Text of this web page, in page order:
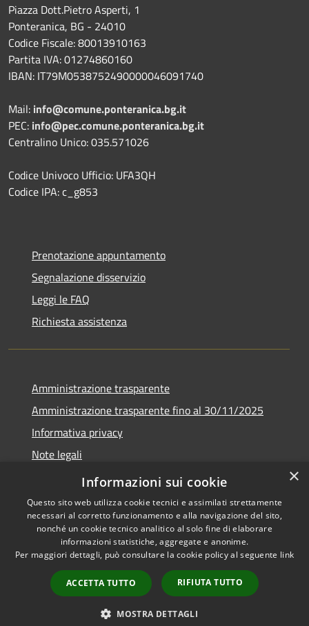
Piazza Dott.Pietro Asperti, 1
Ponteranica, BG - 24010
Codice Fiscale: 80013910163
Partita IVA: 01274860160
IBAN: IT79M0538752490000046091740
Mail: info@comune.ponteranica.bg.it
PEC: info@pec.comune.ponteranica.bg.it
Centralino Unico: 035.571026
Codice Univoco Ufficio: UFA3QH
Codice IPA: c_g853
Prenotazione appuntamento
Segnalazione disservizio
Leggi le FAQ
Richiesta assistenza
Amministrazione trasparente
Amministrazione trasparente fino al 30/11/2025
Informativa privacy
Note legali
Dichiarazione di accessibilità
Accessibilità
Copyright © 2026 • Comune di
Ponteranica • Powered by
Municipium•
Accesso
redazione
×
Informazioni sui cookie
Questo sito web utilizza cookie tecnici e assimilati strettamente
necessari al corretto funzionamento e alla navigazione del sito,
nonché un cookie tecnico analitico al solo fine di elaborare
informazioni statistiche, aggregate e anonime.
Per maggiori dettagli, può consultare la cookie policy al seguente link
ACCETTA TUTTO RIFIUTA TUTTO
MOSTRA DETTAGLI